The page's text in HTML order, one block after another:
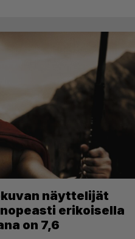
näyttelijät
erikoisella
on 7,6